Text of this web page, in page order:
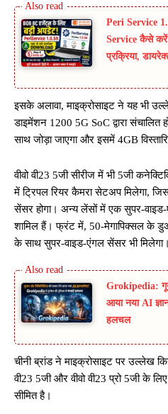
Peri Service
Service कैसे करें
प्रक्रिया,
इसके अलावा, माइक्रोसाइट ने यह भी
डाइमेंशन 1200 5G SoC द्वारा
साथ जोड़ा जाएगा और इसमें 4GB
वीवो वी23 5जी सीरीज में भी 5जी
में ट्रिपल रियर कैमरा सेटअप मिलेगा,
सेंसर होगा। अन्य लेंसों में एक सुपर-
शामिल हैं। फ्रंट में, 50-मेगापिक्सल के
के साथ सुपर-वाइड-एंगल सेंसर भी मिलेगा।
Grokipedia:
आया नया AI
हलचल
चीनी ब्रांड ने माइक्रोसाइट पर उल्लेख
वी23 5जी और वीवो वी23 प्रो 5जी के
सीमित है।